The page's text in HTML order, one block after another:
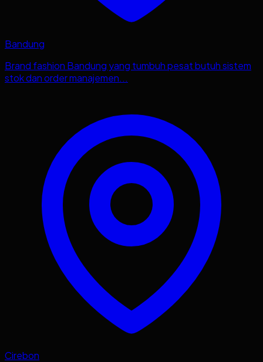
Bandung
Brand fashion Bandung yang tumbuh pesat butuh sistem
stok dan order manajemen...
Cirebon